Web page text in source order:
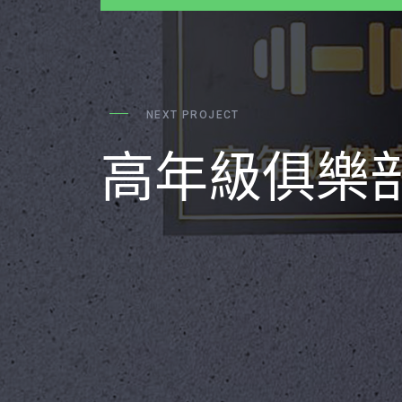
NEXT PROJECT
高年級俱樂